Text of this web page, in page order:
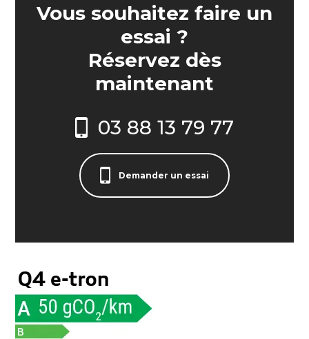
Vous souhaitez faire un
essai ?
Réservez dès
maintenant
03 88 13 79 77
Demander un essai